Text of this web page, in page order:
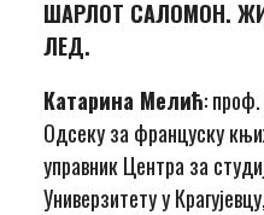
ШАРЛОТ САЛОМОН.
ЛЕД.
Катарина Мелић:
Одсеку за француску
управник Центра за
Универзитету у Крагујевцу,